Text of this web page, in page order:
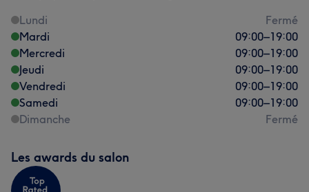
Lundi
Fermé
Mardi
09:00–19:00
Mercredi
09:00–19:00
Jeudi
09:00–19:00
Vendredi
09:00–19:00
Samedi
09:00–19:00
Dimanche
Fermé
Les awards du salon